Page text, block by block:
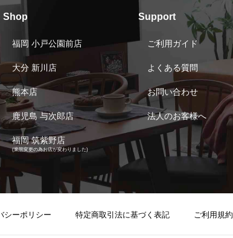
Shop
福岡 小戸公園前店
大分 新川店
熊本店
鹿児島 与次郎店
福岡 筑紫野店
(業態変更の為お店が変わりました)
Support
ご利用ガイド
よくある質問
お問い合わせ
法人のお客様へ
シーポリシー 特定商取引法に基づく表記 ご利用規約